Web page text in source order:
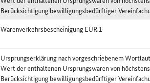
Berücksichtigung bewilligungsbedürftiger
Warenverkehrsbescheinigung EUR.1
Ursprungserklärung nach vorgeschriebenem
Wert der enthaltenen Ursprungswaren von
Berücksichtigung bewilligungsbedürftiger